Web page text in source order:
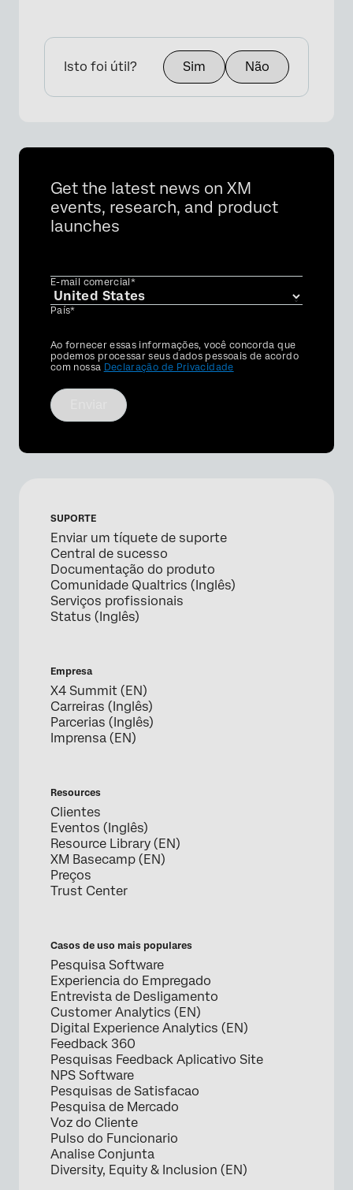
×
Isto foi útil? Sim Não
Get the latest news on XM
events, research, and product
launches
E-mail comercial*
País*
Privacy
Optin
Ao fornecer essas informações, você concorda que
podemos processar seus dados pessoais de acordo
com nossa Declaração de Privacidade
SUPORTE
Enviar um tíquete de suporte
Central de sucesso
Documentação do produto
Comunidade Qualtrics (Inglês)
Serviços profissionais
Status (Inglês)
Empresa
X4 Summit (EN)
Carreiras (Inglês)
Parcerias (Inglês)
Imprensa (EN)
Resources
Clientes
Eventos (Inglês)
Resource Library (EN)
XM Basecamp (EN)
Preços
Trust Center
Casos de uso mais populares
Pesquisa Software
Experiencia do Empregado
Entrevista de Desligamento
Customer Analytics (EN)
Digital Experience Analytics (EN)
Feedback 360
Pesquisas Feedback Aplicativo Site
NPS Software
Pesquisas de Satisfacao
Pesquisa de Mercado
Voz do Cliente
Pulso do Funcionario
Analise Conjunta
Diversity, Equity & Inclusion (EN)